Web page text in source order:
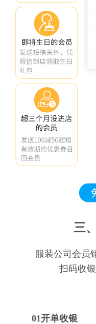
三
服装公司会员
扫码收
01开单收银